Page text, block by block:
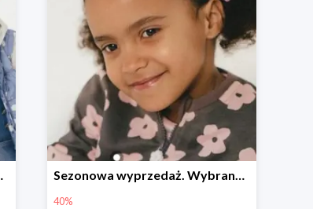
Sezonowa wyprzedaż. Kurtki do -50% Sezonowa wyprzedaż. Wybrane modele do -40%
40%